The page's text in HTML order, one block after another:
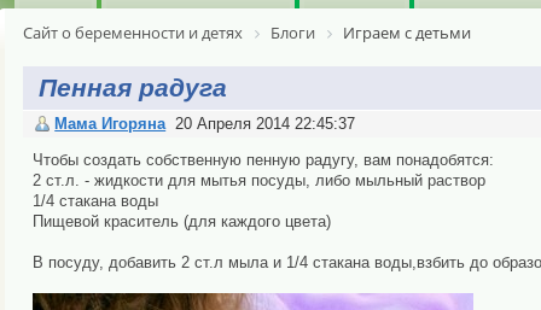
Сайт о беременности и детях Блоги Играем с детьми
Пенная радуга
Мама Игоряна 20 Апреля 2014 22:45:37
Чтобы создать собственную пенную радугу, вам понадобятся:
2 ст.л. - жидкости для мытья посуды, либо мыльный раствор
1/4 стакана воды
Пищевой краситель (для каждого цвета)
В посуду, добавить 2 ст.л мыла и 1/4 стакана воды,взбить до